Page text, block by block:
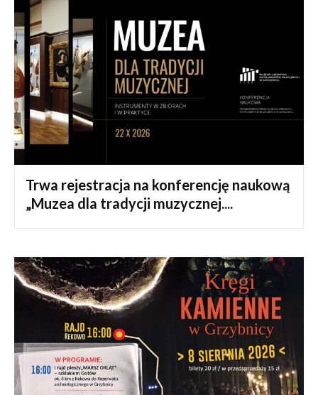
Trwa rejestracja na konferencję naukową
„Muzea dla tradycji muzycznej....